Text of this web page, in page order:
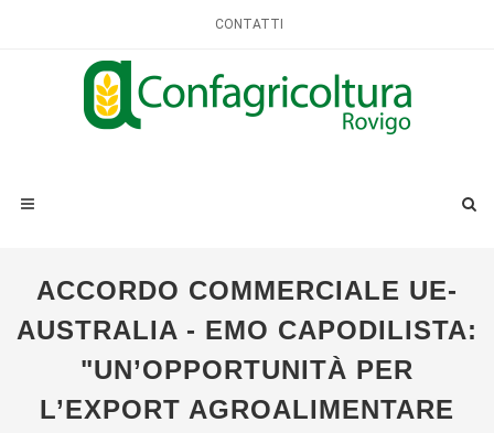
CONTATTI
ACCORDO COMMERCIALE UE-
AUSTRALIA - EMO CAPODILISTA:
"UN’OPPORTUNITÀ PER
L’EXPORT AGROALIMENTARE